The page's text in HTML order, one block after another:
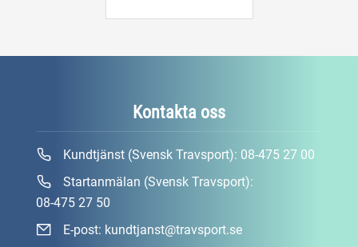
Kontakta oss
Kundtjänst (Svensk Travsport): 08-475 27 00
Startanmälan (Svensk Travsport):
08-475 27 50
E-post: kundtjanst@travsport.se